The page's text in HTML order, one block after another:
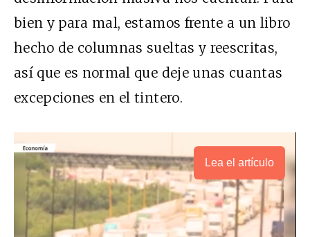
bien y para mal, estamos frente a un libro
hecho de columnas sueltas y reescritas,
así que es normal que deje unas cuantas
excepciones en el tintero.
Lea el artículo